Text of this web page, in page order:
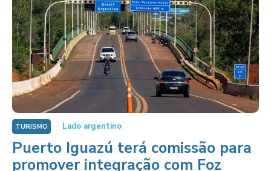
TURISMO Lado argentino
Puerto Iguazú terá comissão para
promover integração com Foz